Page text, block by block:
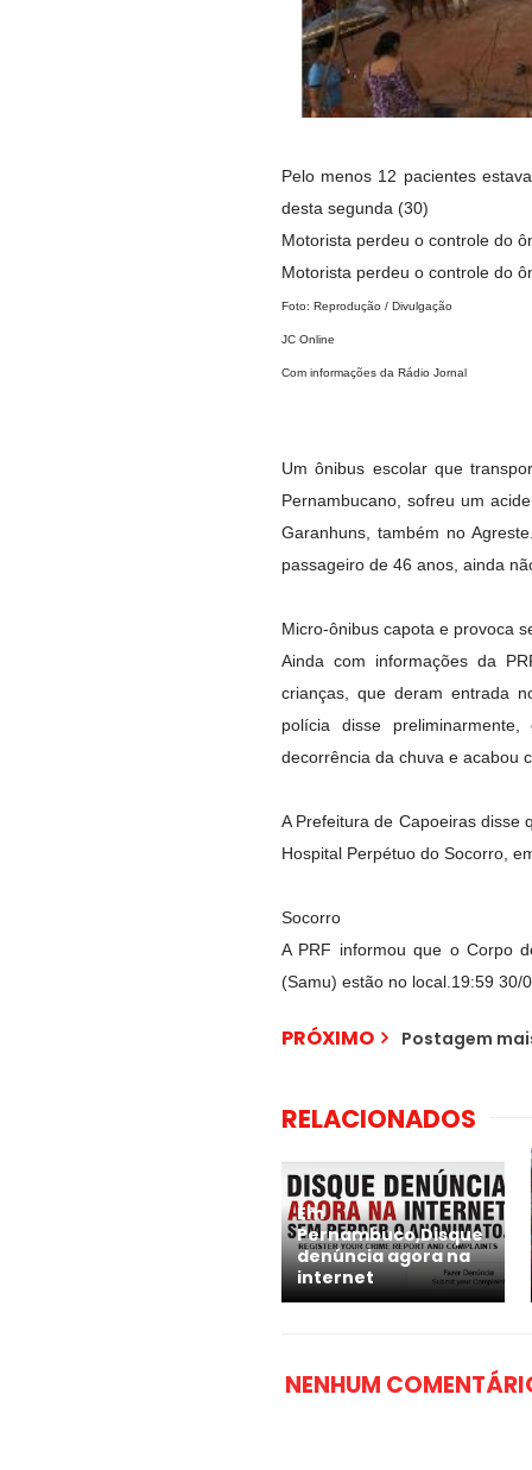
Pelo menos 12 pacientes
desta segunda (30)
Motorista perdeu o controle do
Motorista perdeu o controle do
Foto: Reprodução / Divulgação
JC Online
Com informações da Rádio Jornal
Um ônibus escolar que
Pernambucano, sofreu um
Garanhuns, também no
passageiro de 46 anos, ainda
Micro-ônibus capota e provoca
Ainda com informações da
crianças, que deram entrada
polícia disse
decorrência da chuva e acabou
A Prefeitura de Capoeiras disse
Hospital Perpétuo do Socorro,
Socorro
A PRF informou que o Corpo
(Samu) estão no local.19:59 30/
PRÓXIMO Postagem
RELACIONADOS
Em
Pernambuco,Disque
denúncia agora na
internet
NENHUM